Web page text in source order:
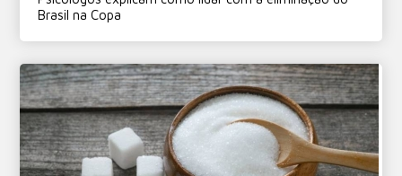
Brasil na Copa